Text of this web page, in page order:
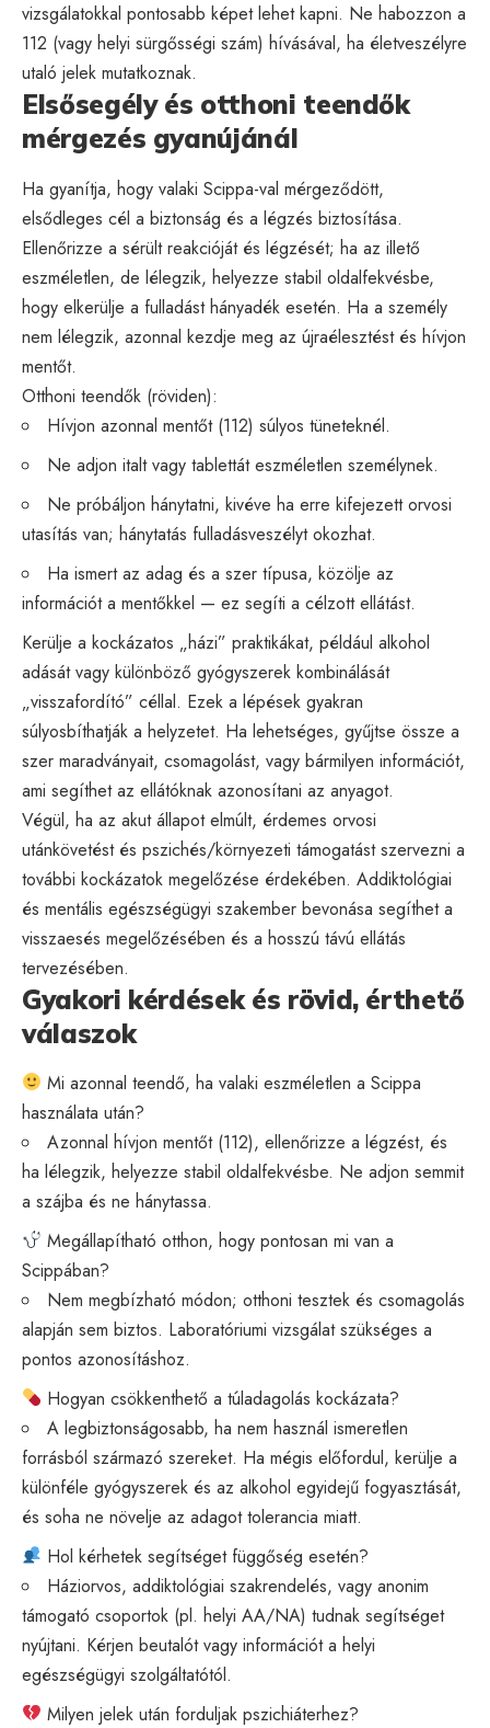
vizsgálatokkal pontosabb képet lehet kapni. Ne habozzon a
112 (vagy helyi sürgősségi szám) hívásával, ha életveszélyre
utaló jelek mutatkoznak.
Elsősegély és otthoni teendők
mérgezés gyanújánál
Ha gyanítja, hogy valaki Scippa-val mérgeződött,
elsődleges cél a biztonság és a légzés biztosítása.
Ellenőrizze a sérült reakcióját és légzését; ha az illető
eszméletlen, de lélegzik, helyezze stabil oldalfekvésbe,
hogy elkerülje a fulladást hányadék esetén. Ha a személy
nem lélegzik, azonnal kezdje meg az újraélesztést és hívjon
mentőt.
Otthoni teendők (röviden):
Hívjon azonnal mentőt (112) súlyos tüneteknél.
Ne adjon italt vagy tablettát eszméletlen személynek.
Ne próbáljon hánytatni, kivéve ha erre kifejezett orvosi
utasítás van; hánytatás fulladásveszélyt okozhat.
Ha ismert az adag és a szer típusa, közölje az
információt a mentőkkel — ez segíti a célzott ellátást.
Kerülje a kockázatos „házi” praktikákat, például alkohol
adását vagy különböző gyógyszerek kombinálását
„visszafordító” céllal. Ezek a lépések gyakran
súlyosbíthatják a helyzetet. Ha lehetséges, gyűjtse össze a
szer maradványait, csomagolást, vagy bármilyen információt,
ami segíthet az ellátóknak azonosítani az anyagot.
Végül, ha az akut állapot elmúlt, érdemes orvosi
utánkövetést és pszichés/környezeti támogatást szervezni a
további kockázatok megelőzése érdekében. Addiktológiai
és mentális egészségügyi szakember bevonása segíthet a
visszaesés megelőzésében és a hosszú távú ellátás
tervezésében.
Gyakori kérdések és rövid, érthető
válaszok
Mi azonnal teendő, ha valaki eszméletlen a Scippa
használata után?
Azonnal hívjon mentőt (112), ellenőrizze a légzést, és
ha lélegzik, helyezze stabil oldalfekvésbe. Ne adjon semmit
a szájba és ne hánytassa.
Megállapítható otthon, hogy pontosan mi van a
Scippában?
Nem megbízható módon; otthoni tesztek és csomagolás
alapján sem biztos. Laboratóriumi vizsgálat szükséges a
pontos azonosításhoz.
Hogyan csökkenthető a túladagolás kockázata?
A legbiztonságosabb, ha nem használ ismeretlen
forrásból származó szereket. Ha mégis előfordul, kerülje a
különféle gyógyszerek és az alkohol egyidejű fogyasztását,
és soha ne növelje az adagot tolerancia miatt.
Hol kérhetek segítséget függőség esetén?
Háziorvos, addiktológiai szakrendelés, vagy anonim
támogató csoportok (pl. helyi AA/NA) tudnak segítséget
nyújtani. Kérjen beutalót vagy információt a helyi
egészségügyi szolgáltatótól.
Milyen jelek után forduljak pszichiáterhez?